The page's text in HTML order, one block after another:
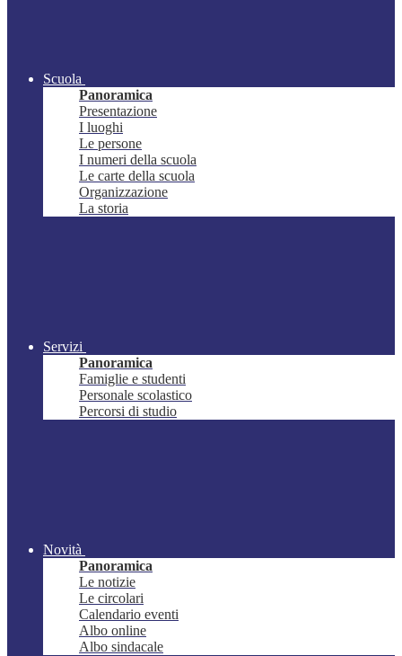
Scuola
Panoramica
Presentazione
I luoghi
Le persone
I numeri della scuola
Le carte della scuola
Organizzazione
La storia
Servizi
Panoramica
Famiglie e studenti
Personale scolastico
Percorsi di studio
Novità
Panoramica
Le notizie
Le circolari
Calendario eventi
Albo online
Albo sindacale